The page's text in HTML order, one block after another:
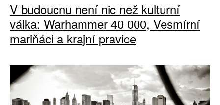
V budoucnu není nic než kulturní
válka: Warhammer 40 000, Vesmírní
mariňáci a krajní pravice